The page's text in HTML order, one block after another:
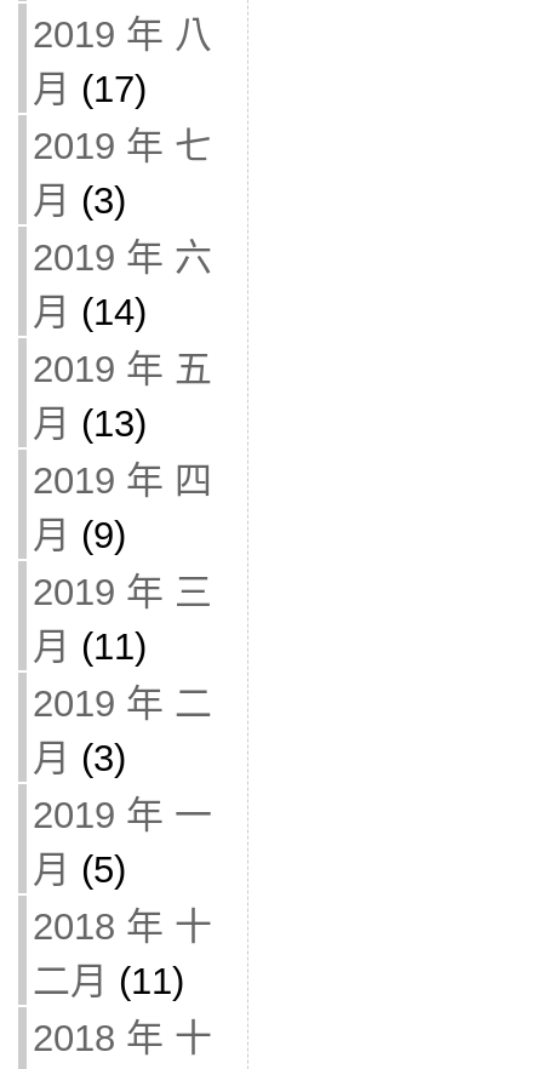
2019 年 八
月 (17)
2019 年 七
月 (3)
2019 年 六
月 (14)
2019 年 五
月 (13)
2019 年 四
月 (9)
2019 年 三
月 (11)
2019 年 二
月 (3)
2019 年 一
月 (5)
2018 年 十
二月 (11)
2018 年 十